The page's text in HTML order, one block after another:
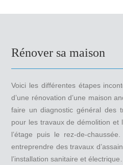
Rénover sa maison
Voici les différentes étapes
d’une rénovation d’une maison
faire un diagnostic général des
pour les travaux de démolition et
l’étage puis le rez-de-
entreprendre des travaux
l’installation sanitaire et électrique…